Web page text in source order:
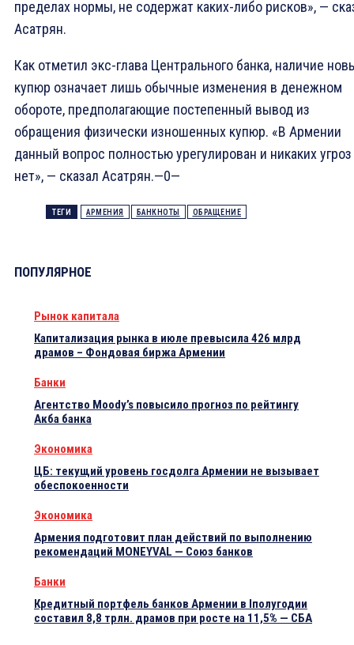
пределах нормы, не содержат каких-либо рисков», —
Асатрян.
Как отметил экс-глава Центрального банка, наличие
купюр означает лишь обычные изменения в денежном
обороте, предполагающие постепенный вывод из
обращения физически изношенных купюр. «В Армении
данный вопрос полностью урегулирован и никаких угроз
нет», — сказал Асатрян.—0—
ТЕГИ АРМЕНИЯ БАНКНОТЫ ОБРАЩЕНИЕ
ПОПУЛЯРНОЕ
Рынок капитала
Капитализация рынка в июле превысила 426 млрд
драмов – Фондовая биржа Армении
Банки
Агентство Moody’s повысило прогноз по рейтингу
Акба банка
Экономика
ЦБ: текущий уровень госдолга Армении не вызывает
обеспокоенности
Экономика
Армения подготовит план действий по выполнению
рекомендаций MONEYVAL — Союз банков
Банки
Кредитный портфель банков Армении в Iполугодии
составил 8,8 трлн. драмов при росте на 11,5% — СБА